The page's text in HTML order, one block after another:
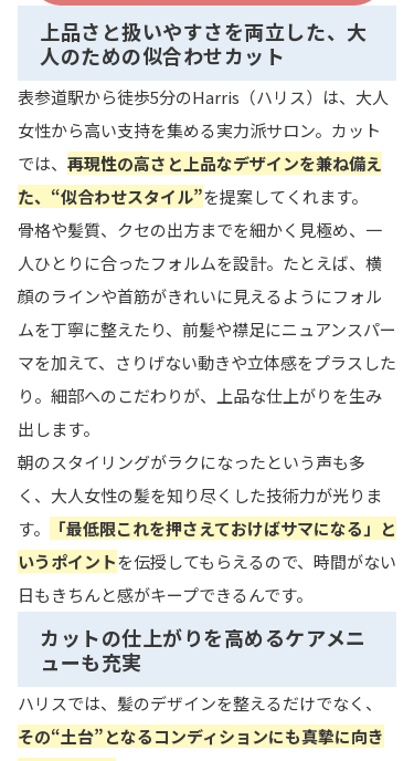
上品さと扱いやすさを両立した、大
人のための似合わせカット
表参道駅から徒歩5分のHarris（ハリス）は、大人
女性から高い支持を集める実力派サロン。カット
では、 再現性の高さと上品なデザインを兼ね備え
た、“似合わせスタイル”を提案してくれます。
骨格や髪質、クセの出方までを細かく見極め、一
人ひとりに合ったフォルムを設計。たとえば、横
顔のラインや首筋がきれいに見えるようにフォル
ムを丁寧に整えたり、前髪や襟足にニュアンスパー
マを加えて、さりげない動きや立体感をプラスした
り。細部へのこだわりが、上品な仕上がりを生み
出します。
朝のスタイリングがラクになったという声も多
く、大人女性の髪を知り尽くした技術力が光りま
す。
「最低限これを押さえておけばサマになる」と
いうポイントを伝授してもらえるので、時間がない
日もきちんと感がキープできるんです。
カットの仕上がりを高めるケアメニ
ューも充実
ハリスでは、髪のデザインを整えるだけでなく、
その“土台”となるコンディションにも真摯に向き